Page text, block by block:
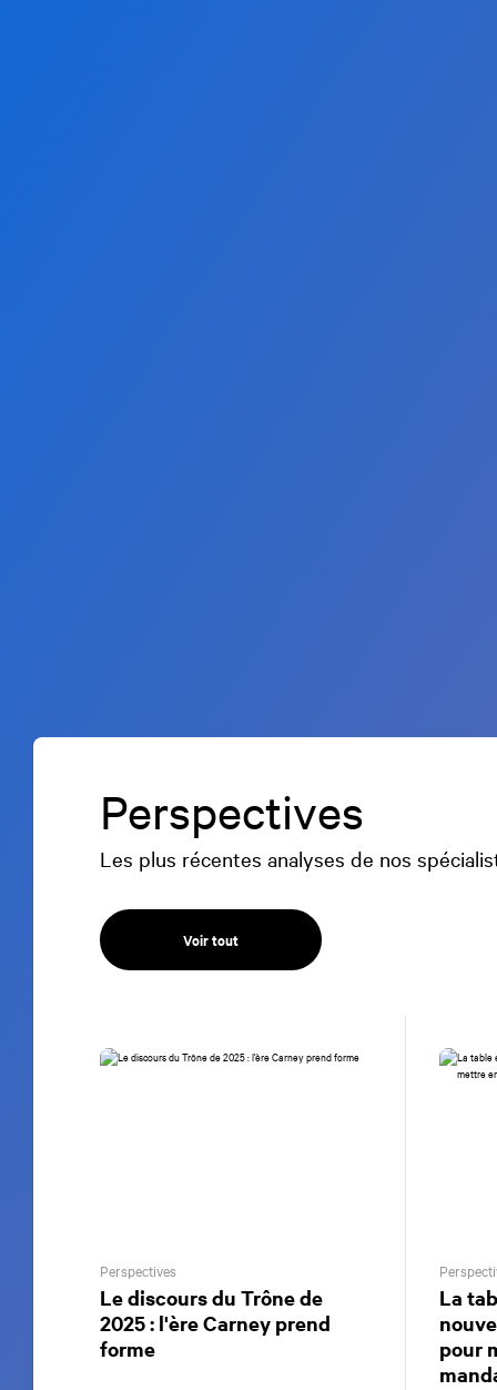
Perspectives
Les plus récentes analyses de nos
Voir tout
Perspectives
Le discours du Trône de
2025 : l'ère Carney prend
forme
La
pour